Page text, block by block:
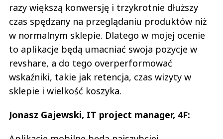
razy większą konwersję i trzykrotnie dłuższy
czas spędzany na przeglądaniu produktów niż
w normalnym sklepie. Dlatego w mojej ocenie
to aplikacje będą umacniać swoja pozycje w
revshare, a do tego overperformować
wskaźniki, takie jak retencja, czas wizyty w
sklepie i wielkość koszyka.
Jonasz Gajewski, IT project manager, 4F: